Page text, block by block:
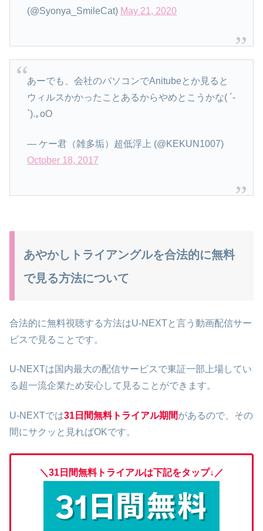
(@Syonya_SmileCat) May 21, 2020
あーでも、会社のパソコンでAnitubeとか見ると
ウィルスかかったことあるからやめとこうかな( ´-
`).｡oO
— ケー君（雑多垢）超低浮上 (@KEKUN1007)
October 18, 2017
あやかしトライアングルを合法的に無料
で見る方法について
合法的に無料視聴する方法はU-NEXTと言う動画配信サー
ビスで見ることです。
U-NEXTは国内最大の配信サービスで東証一部上場してい
る超一流企業ため安心して見ることができます。
U-NEXTでは31日間無料トライアル期間があるので、その
間にサクッと見ればOKです。
＼31日間無料トライアルは下記をタップ↓ ／